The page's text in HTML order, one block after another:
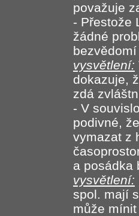
považuje
- Přestože
žádné
vysvětlení:
dokazuje,
zdá
- V
podivné,
vymazat z
a posádka
vysvětlení:
spol. mají
může